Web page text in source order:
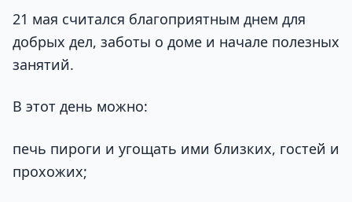
21 мая считался благоприятным днем для
добрых дел, заботы о доме и начале полезных
занятий.
В этот день можно:
печь пироги и угощать ими близких, гостей и
прохожих;